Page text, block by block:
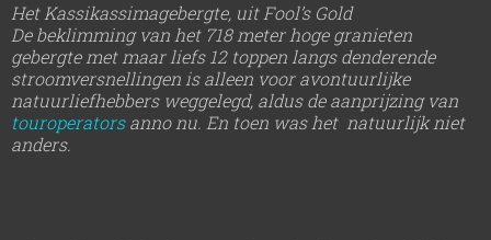
Het Kassikassimagebergte, uit Fool’s Gold
De beklimming van het 718 meter hoge granieten
gebergte met maar liefs 12 toppen langs denderende
stroomversnellingen is alleen voor avontuurlijke
natuurliefhebbers weggelegd, aldus de aanprijzing van
touroperatorsanno nu. En toen was het natuurlijk niet
anders.